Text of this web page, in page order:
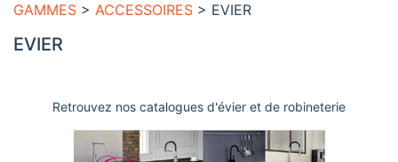
GAMMES > ACCESSOIRES > EVIER
EVIER
Retrouvez nos catalogues d'évier et de robineterie